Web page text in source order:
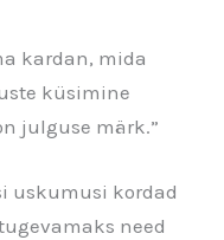
kardan, mida
küsimine
julguse märk.”
uskumusi kordad
need